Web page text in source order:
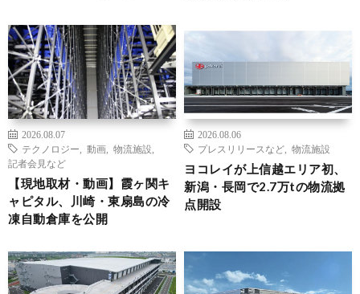
2026.08.07
テクノロジー
動画 物流施設
記者会見など
【現地取材・動画】霞ヶ関キ
ャピタル、川崎・東扇島の冷
凍自動倉庫を公開
2026.08.06
プレスリリースなど
物流施設
ヨコレイが上信越エリア初、
新潟・長岡で2.7万tの物流拠
点開設